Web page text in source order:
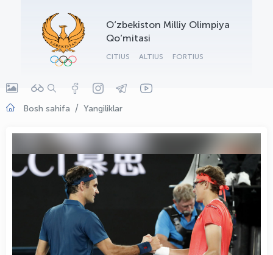
O‘zbekiston Milliy Olimpiya
Qo‘mitasi
CITIUS ALTIUS FORTIUS
Bosh sahifa Yangiliklar
OLYMPCHIK AI - yordamchi
Onlayn · olympic.uz